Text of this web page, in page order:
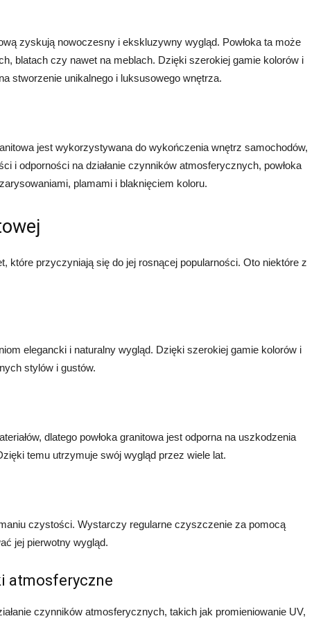
zyskują nowoczesny i ekskluzywny wygląd. Powłoka ta może
blatach czy nawet na meblach. Dzięki szerokiej gamie kolorów i
stworzenie unikalnego i luksusowego wnętrza.
jest wykorzystywana do wykończenia wnętrz samochodów,
i odporności na działanie czynników atmosferycznych, powłoka
plamami i blaknięciem koloru.
które przyczyniają się do jej rosnącej popularności. Oto niektóre z
elegancki i naturalny wygląd. Dzięki szerokiej gamie kolorów i
stylów i gustów.
dlatego powłoka granitowa jest odporna na uszkodzenia
temu utrzymuje swój wygląd przez wiele lat.
czystości. Wystarczy regularne czyszczenie za pomocą
jej pierwotny wygląd.
atmosferyczne
czynników atmosferycznych, takich jak promieniowanie UV,